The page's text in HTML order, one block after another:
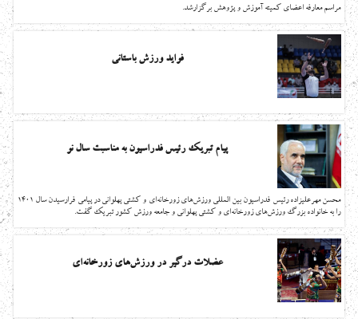
مراسم معارفه اعضای کمیته آموزش و پژوهش برگزارشد.
فواید ورزش باستانی
پیام تبریک رئیس فدراسیون به مناسبت سال نو
محسن مهرعليزاده رئيس فدراسيون بين المللي ورزش‌هاي زورخانه‌اي و كشتي پهلواني در پيامی فرارسيدن سال 1401
را به خانواده بزرگ ورزش‌هاي زورخانه‌اي و كشتي پهلواني و جامعه ورزش کشور تبريک گفت.
عضلات درگیر در ورزش‌های زورخانه‌ای